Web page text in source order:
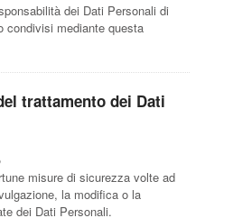
dei Dati Personali di
condivisi mediante questa
trattamento dei Dati
misure di sicurezza volte ad
la modifica o la
dei Dati Personali.